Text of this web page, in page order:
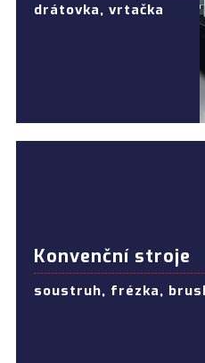
drátovka, vrtačka
Konvenční stroje
soustruh, frézka,